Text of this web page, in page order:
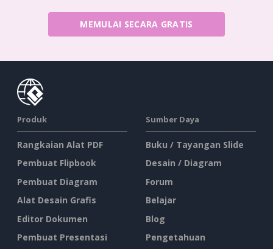
MEMULAI SECARA GRATIS
Produk
Rangkaian Alat PDF
Pembuat Flipbook
Pembuat Diagram
Alat Desain Grafis
Editor Dokumen
Pembuat Presentasi
Sumber Daya
Buku / Tayangan Slide
Desain / Diagram
Forum
Belajar
Blog
Pengetahuan